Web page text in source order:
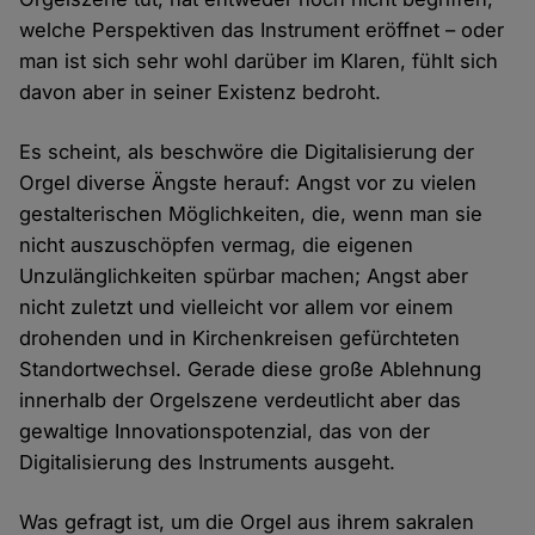
welche Perspektiven das Instrument eröffnet – oder
man ist sich sehr wohl darüber im Klaren, fühlt sich
davon aber in seiner Existenz bedroht.
Es scheint, als beschwöre die Digitalisierung der
Orgel diverse Ängste herauf: Angst vor zu vielen
gestalterischen Möglichkeiten, die, wenn man sie
nicht auszuschöpfen vermag, die eigenen
Unzulänglichkeiten spürbar machen; Angst aber
nicht zuletzt und vielleicht vor allem vor einem
drohenden und in Kirchenkreisen gefürchteten
Standortwechsel. Gerade diese große Ablehnung
innerhalb der Orgelszene verdeutlicht aber das
gewaltige Innovationspotenzial, das von der
Digitalisierung des Instruments ausgeht.
Was gefragt ist, um die Orgel aus ihrem sakralen